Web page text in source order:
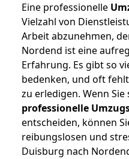
Eine professionelle
Vielzahl von
Arbeit abzunehmen,
Nordend ist eine
Erfahrung. Es gibt so
bedenken, und oft
zu erledigen. Wenn
professionelle
entscheiden, können
reibungslosen und
Duisburg nach